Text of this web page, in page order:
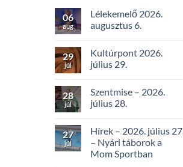
06
aug
Lélekemelő 2026.
augusztus 6.
29
júl
Kultúrpont 2026.
július 29.
28
júl
Szentmise – 2026.
július 28.
27
júl
Hírek – 2026. július 27.
– Nyári táborok a
Mom Sportban